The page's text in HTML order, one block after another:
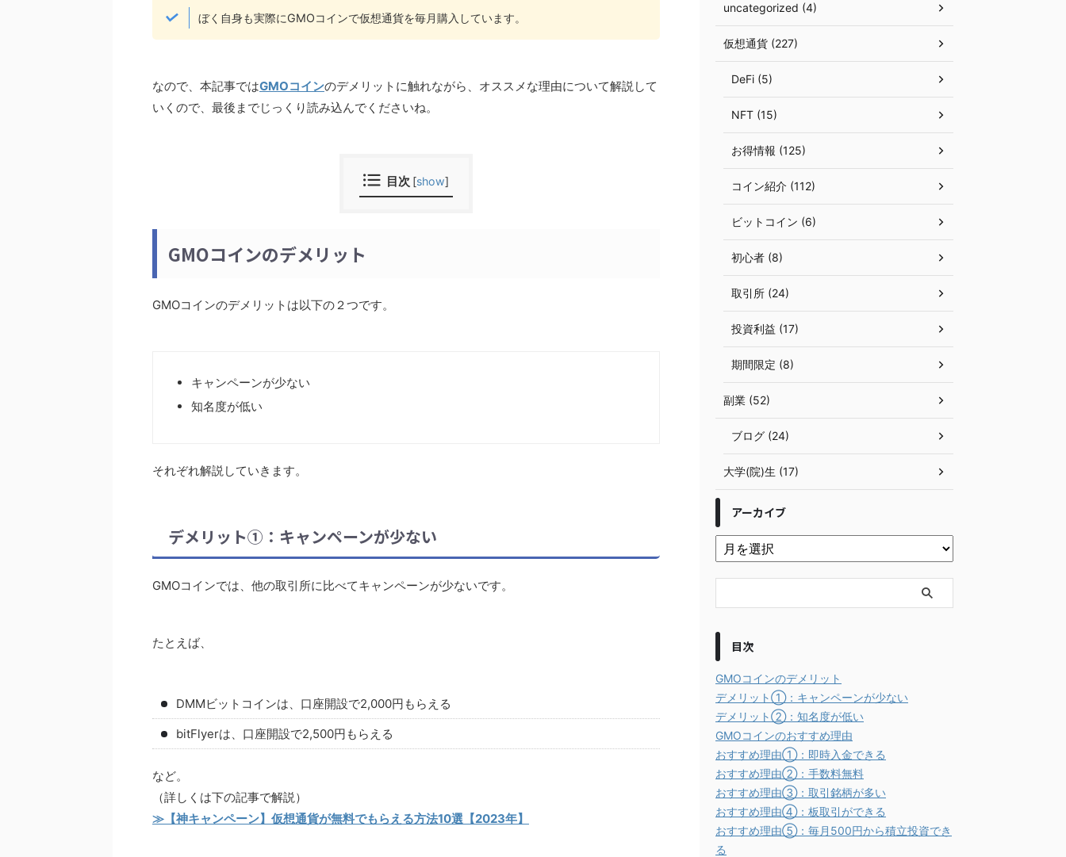
ぼく自身も実際にGMOコインで仮想通貨を毎月購入しています。
なので、本記事ではGMOコインのデメリットに触れながら、オススメな理由について解説して
いくので、最後までじっくり読み込んでくださいね。
目次 [show]
GMOコインのデメリット
GMOコインのデメリットは以下の２つです。
キャンペーンが少ない
知名度が低い
それぞれ解説していきます。
デメリット①：キャンペーンが少ない
GMOコインでは、他の取引所に比べてキャンペーンが少ないです。
たとえば、
DMMビットコインは、口座開設で2,000円もらえる
bitFlyerは、口座開設で2,500円もらえる
など。
（詳しくは下の記事で解説）
≫【神キャンペーン】仮想通貨が無料でもらえる方法10選【2023年】
uncategorized (4)
仮想通貨 (227)
DeFi (5)
NFT (15)
お得情報 (125)
コイン紹介 (112)
ビットコイン (6)
初心者 (8)
取引所 (24)
投資利益 (17)
期間限定 (8)
副業 (52)
ブログ (24)
大学(院)生 (17)
アーカイブ
目次
GMOコインのデメリット
デメリット①：キャンペーンが少ない
デメリット②：知名度が低い
GMOコインのおすすめ理由
おすすめ理由①：即時入金できる
おすすめ理由②：手数料無料
おすすめ理由③：取引銘柄が多い
おすすめ理由④：板取引ができる
おすすめ理由⑤：毎月500円から積立投資でき
る